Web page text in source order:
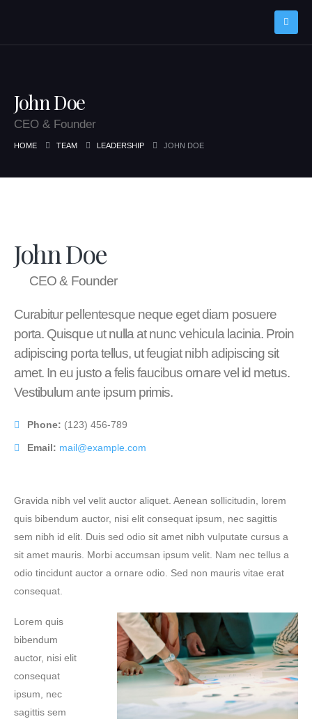
John Doe
CEO & Founder
HOME TEAM LEADERSHIP JOHN DOE
John Doe
CEO & Founder
Curabitur pellentesque neque eget diam posuere
porta. Quisque ut nulla at nunc vehicula lacinia. Proin
adipiscing porta tellus, ut feugiat nibh adipiscing sit
amet. In eu justo a felis faucibus ornare vel id metus.
Vestibulum ante ipsum primis.
Phone: (123) 456-789
Email: mail@example.com
Gravida nibh vel velit auctor aliquet. Aenean sollicitudin, lorem
quis bibendum auctor, nisi elit consequat ipsum, nec sagittis
sem nibh id elit. Duis sed odio sit amet nibh vulputate cursus a
sit amet mauris. Morbi accumsan ipsum velit. Nam nec tellus a
odio tincidunt auctor a ornare odio. Sed non mauris vitae erat
consequat.
Lorem quis
bibendum
auctor, nisi elit
consequat
ipsum, nec
sagittis sem